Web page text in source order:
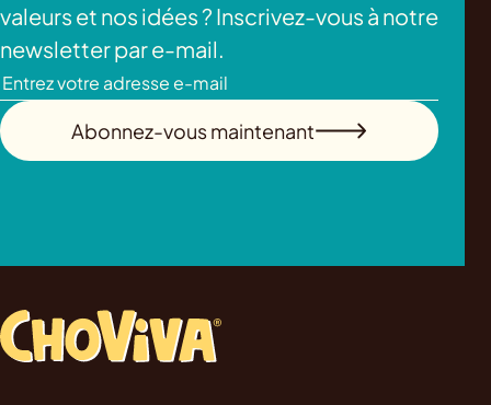
valeurs et nos idées ? Inscrivez-vous à notre
newsletter par e-mail.
Abonnez-vous maintenant